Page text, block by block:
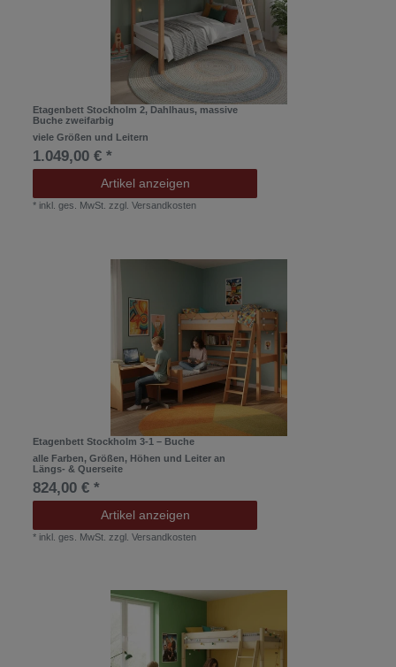
Etagenbett Stockholm 2, Dahlhaus, massive
Buche zweifarbig
viele Größen und Leitern
1.049,00 € *
Artikel anzeigen
* inkl. ges. MwSt. zzgl.Versandkosten
Etagenbett Stockholm 3-1 – Buche
alle Farben, Größen, Höhen und Leiter an
Längs- & Querseite
824,00 € *
Artikel anzeigen
* inkl. ges. MwSt. zzgl.Versandkosten